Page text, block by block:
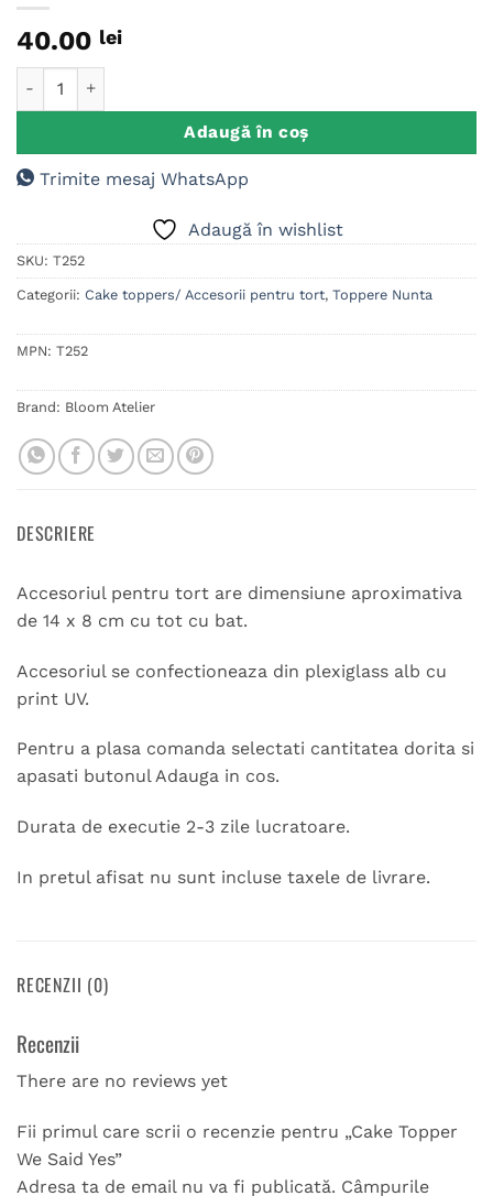
40.00 lei
Adaugă în coș
Trimite mesaj WhatsApp
Adaugă în wishlist
SKU: T252
Categorii: Cake toppers/ Accesorii pentru tort, Toppere Nunta
MPN: T252
Brand: Bloom Atelier
DESCRIERE
Accesoriul pentru tort are dimensiune aproximativa
de 14 x 8 cm cu tot cu bat.
Accesoriul se confectioneaza din plexiglass alb cu
print UV.
Pentru a plasa comanda selectati cantitatea dorita si
apasati butonul Adauga in cos.
Durata de executie 2-3 zile lucratoare.
In pretul afisat nu sunt incluse taxele de livrare.
RECENZII (0)
Recenzii
There are no reviews yet
Fii primul care scrii o recenzie pentru „Cake Topper
We Said Yes”
Adresa ta de email nu va fi publicată. Câmpurile